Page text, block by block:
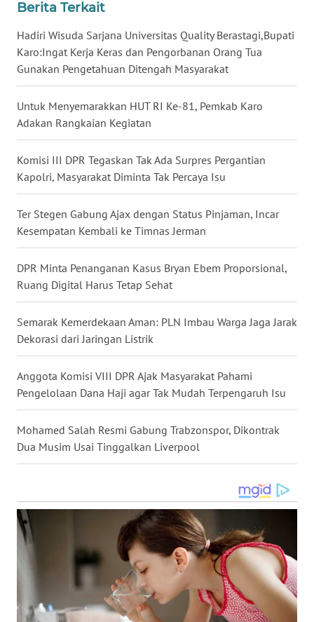
Berita Terkait
Hadiri Wisuda Sarjana Universitas Quality Berastagi,Bupati
Karo:Ingat Kerja Keras dan Pengorbanan Orang Tua
Gunakan Pengetahuan Ditengah Masyarakat
Untuk Menyemarakkan HUT RI Ke-81, Pemkab Karo
Adakan Rangkaian Kegiatan
Komisi III DPR Tegaskan Tak Ada Surpres Pergantian
Kapolri, Masyarakat Diminta Tak Percaya Isu
Ter Stegen Gabung Ajax dengan Status Pinjaman, Incar
Kesempatan Kembali ke Timnas Jerman
DPR Minta Penanganan Kasus Bryan Ebem Proporsional,
Ruang Digital Harus Tetap Sehat
Semarak Kemerdekaan Aman: PLN Imbau Warga Jaga Jarak
Dekorasi dari Jaringan Listrik
Anggota Komisi VIII DPR Ajak Masyarakat Pahami
Pengelolaan Dana Haji agar Tak Mudah Terpengaruh Isu
Mohamed Salah Resmi Gabung Trabzonspor, Dikontrak
Dua Musim Usai Tinggalkan Liverpool
WN
KALTENG
WN
WN
WN
KALTIM
WN
SULSEL
WN
GORONTALO
WN
SULUT
WN
MALUKU
WN
MALUT
WN
NIAS